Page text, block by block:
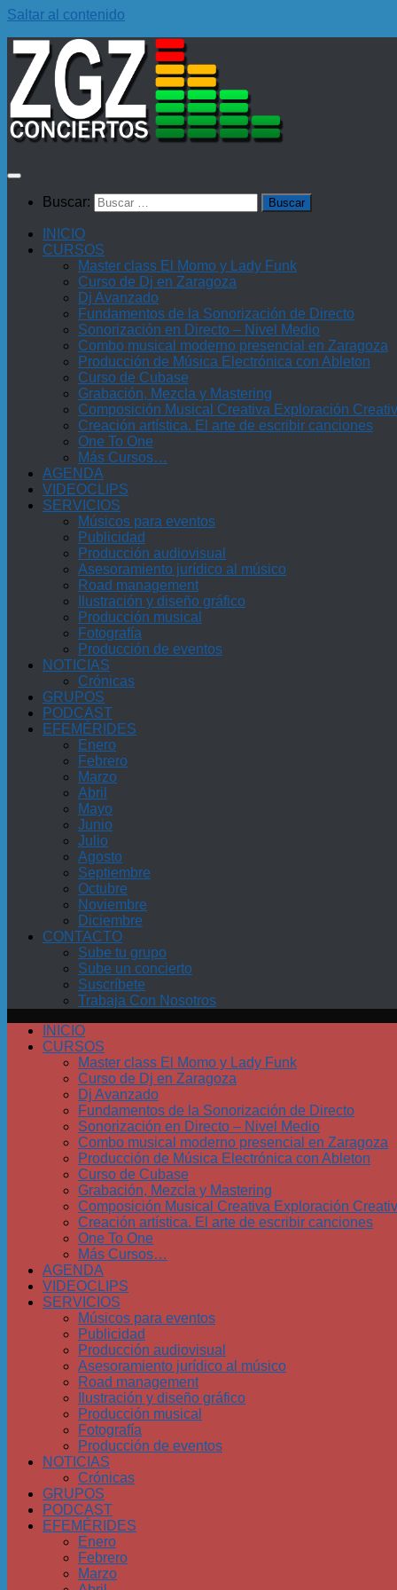
Saltar al contenido
Buscar:
INICIO
CURSOS
Master class El Momo y Lady Funk
Curso de Dj en Zaragoza
Dj Avanzado
Fundamentos de la Sonorización de Directo
Sonorización en Directo – Nivel Medio
Combo musical moderno presencial en Zaragoza
Producción de Música Electrónica con Ableton
Curso de Cubase
Grabación, Mezcla y Mastering
Composición Musical Creativa Exploración
Creación artística. El arte de escribir canciones
One To One
Más Cursos…
AGENDA
VIDEOCLIPS
SERVICIOS
Músicos para eventos
Publicidad
Producción audiovisual
Asesoramiento jurídico al músico
Road management
Ilustración y diseño gráfico
Producción musical
Fotografía
Producción de eventos
NOTICIAS
Crónicas
GRUPOS
PODCAST
EFEMÉRIDES
Enero
Febrero
Marzo
Abril
Mayo
Junio
Julio
Agosto
Septiembre
Octubre
Noviembre
Diciembre
CONTACTO
Sube tu grupo
Sube un concierto
Suscríbete
Trabaja Con Nosotros
INICIO
CURSOS
Master class El Momo y Lady Funk
Curso de Dj en Zaragoza
Dj Avanzado
Fundamentos de la Sonorización de Directo
Sonorización en Directo – Nivel Medio
Combo musical moderno presencial en Zaragoza
Producción de Música Electrónica con Ableton
Curso de Cubase
Grabación, Mezcla y Mastering
Composición Musical Creativa Exploración
Creación artística. El arte de escribir canciones
One To One
Más Cursos…
AGENDA
VIDEOCLIPS
SERVICIOS
Músicos para eventos
Publicidad
Producción audiovisual
Asesoramiento jurídico al músico
Road management
Ilustración y diseño gráfico
Producción musical
Fotografía
Producción de eventos
NOTICIAS
Crónicas
GRUPOS
PODCAST
EFEMÉRIDES
Enero
Febrero
Marzo